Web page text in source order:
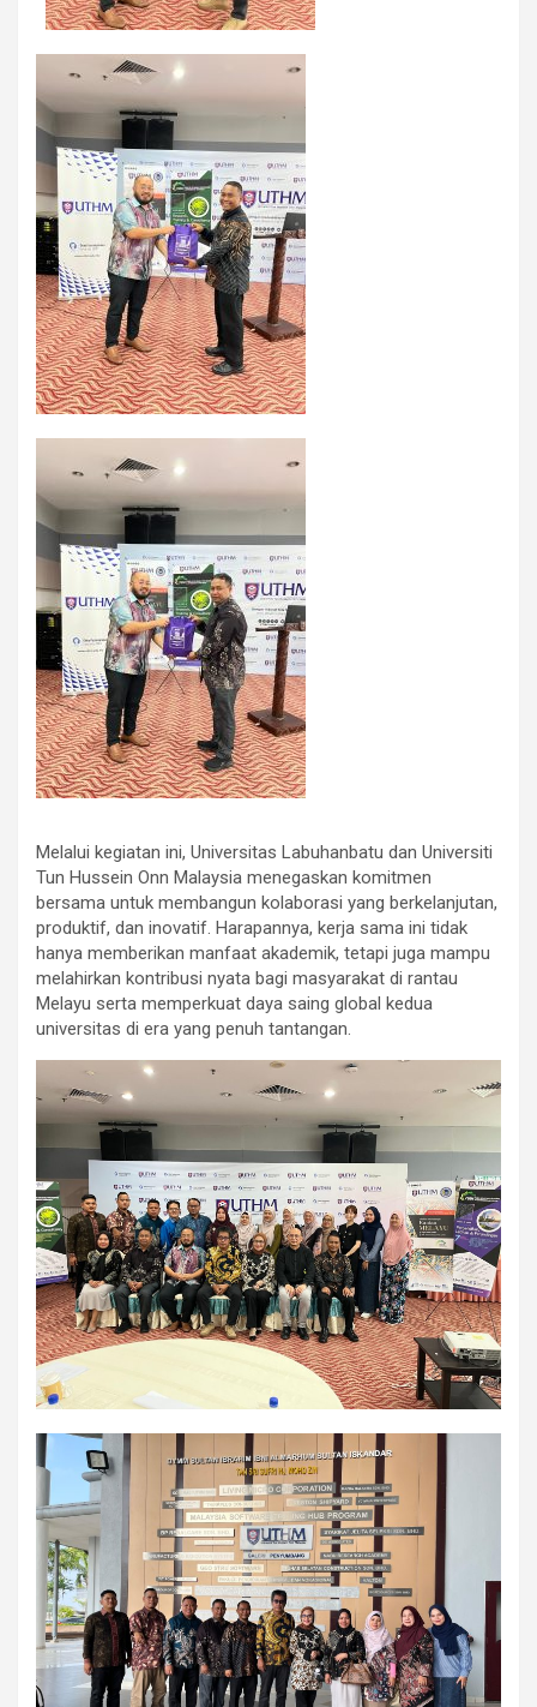
Melalui kegiatan ini, Universitas Labuhanbatu dan Universiti
Tun Hussein Onn Malaysia menegaskan komitmen
bersama untuk membangun kolaborasi yang berkelanjutan,
produktif, dan inovatif. Harapannya, kerja sama ini tidak
hanya memberikan manfaat akademik, tetapi juga mampu
melahirkan kontribusi nyata bagi masyarakat di rantau
Melayu serta memperkuat daya saing global kedua
universitas di era yang penuh tantangan.